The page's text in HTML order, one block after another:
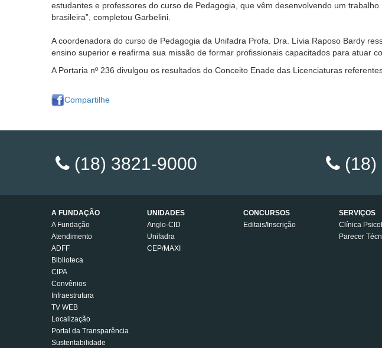
estudantes e professores do curso de Pedagogia, que vêm desenvolvendo um
brasileira”, completou Garbelini.
A coordenadora do curso de Pedagogia da Unifadra Profa. Dra. Lívia Raposo Bardy
ensino superior e reafirma sua missão de formar profissionais capacitados para atuar
A Portaria nº 236 divulgou os resultados do Conceito Enade das Licenciaturas
Compartilhe
(18) 3821-9000 (18)
A FUNDAÇÃO
A Fundação
Atendimento
ADFF
Biblioteca
CIPA
Convênios
Infraestrutura
TV WEB
Localização
Portal da Transparência
Sustentabilidade
UNIDADES
Anglo-CID
Unifadra
CEP/MAXI
CONCURSOS
Editais/Inscrição
SERVIÇOS
Clínica
Parecer